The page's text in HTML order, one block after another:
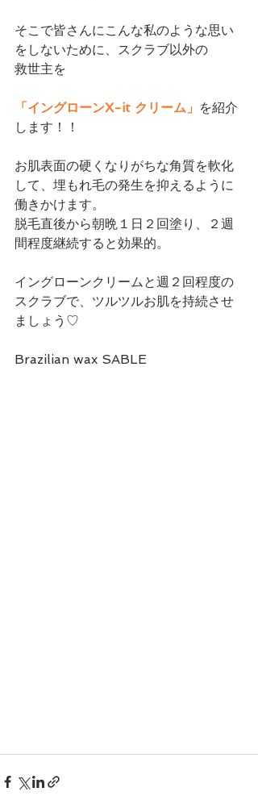
そこで皆さんにこんな私のような思い
をしないために、スクラブ以外の
救世主を
「イングローンX-it クリーム」 を紹介
します！！
お肌表面の硬くなりがちな角質を軟化
して、埋もれ毛の発生を抑えるように
働きかけます。
脱毛直後から朝晩１日２回塗り、２週
間程度継続すると効果的。
イングローンクリームと週２回程度の
スクラブで、ツルツルお肌を持続させ
ましょう♡
Brazilian wax SABLE